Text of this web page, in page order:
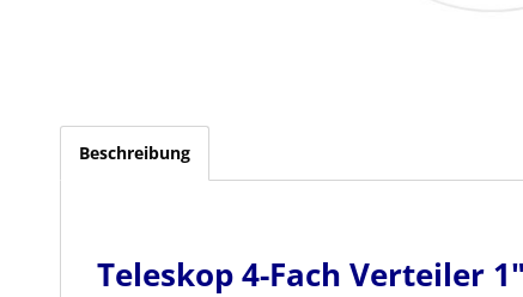
Beschreibung
Teleskop 4-Fach Verteiler